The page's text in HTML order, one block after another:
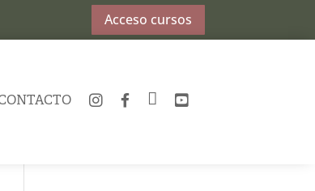
Acceso cursos
INSTAGRAM
FACEBOOK
TWITTERYOUTUBE